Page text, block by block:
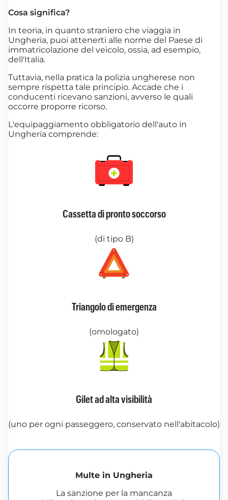
Cosa significa?
In teoria, in quanto straniero che viaggia in
Ungheria, puoi attenerti alle norme del Paese di
immatricolazione del veicolo, ossia, ad esempio,
dell'Italia.
Tuttavia, nella pratica la polizia ungherese non
sempre rispetta tale principio. Accade che i
conducenti ricevano sanzioni, avverso le quali
occorre proporre ricorso.
L'equipaggiamento obbligatorio dell'auto in
Ungheria comprende:
Cassetta di pronto soccorso
(di tipo B)
Triangolo di emergenza
(omologato)
Gilet ad alta visibilità
(uno per ogni passeggero, conservato nell'abitacolo)
Multe in Ungheria
La sanzione per la mancanza